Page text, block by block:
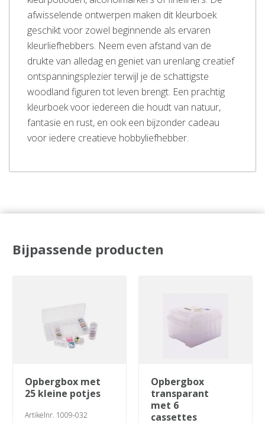
afwisselende ontwerpen maken dit kleurboek
geschikt voor zowel beginnende als ervaren
kleurliefhebbers. Neem even afstand van de
drukte van alledag en geniet van urenlang creatief
ontspanningsplezier terwijl je de schattigste
woodland figuren tot leven brengt. Een prachtig
kleurboek voor iedereen die houdt van natuur,
fantasie en rust, en ook een bijzonder cadeau
voor iedere creatieve hobbyliefhebber.
Bijpassende producten
opbergbox met
25 kleine potjes
Artikelnr. 1009-032
opbergbox
transparant
met 6
cassettes